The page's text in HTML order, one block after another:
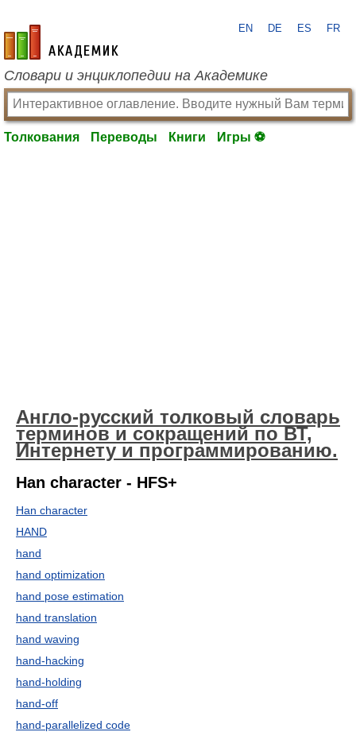
academic.ru
EN DE ES FR
Словари и энциклопедии на Академике
Толкования Переводы Книги Игры ⚽
Англо-русский толковый словарь
терминов и сокращений по ВТ,
Интернету и программированию.
Han character - HFS+
Han character
HAND
hand
hand optimization
hand pose estimation
hand translation
hand waving
hand-hacking
hand-holding
hand-off
hand-parallelized code